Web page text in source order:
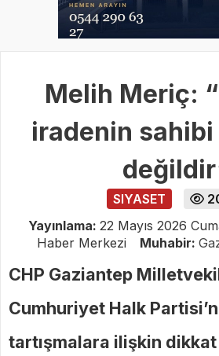
Melih Meriç:
iradenin
SIYASET
Yayınlama: 22 Mayıs 2026
Haber Merkezi
Muhabir:
CHP Gaziantep
Cumhuriyet Halk
tartışmalara ilişkin